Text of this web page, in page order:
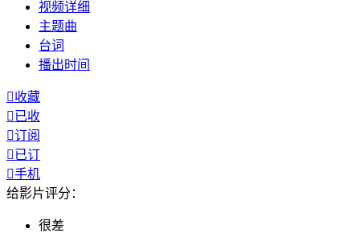
视频详细
主题曲
台词
播出时间
收藏
已收
订阅
已订
手机
给影片评分：
很差